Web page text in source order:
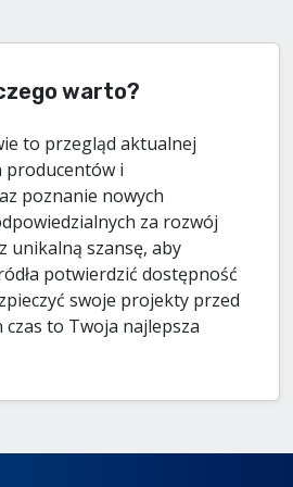
warto?
to przegląd aktualnej
producentów i
poznanie nowych
za rozwój
unikalną szansę, aby
potwierdzić dostępność
swoje projekty przed
to Twoja najlepsza